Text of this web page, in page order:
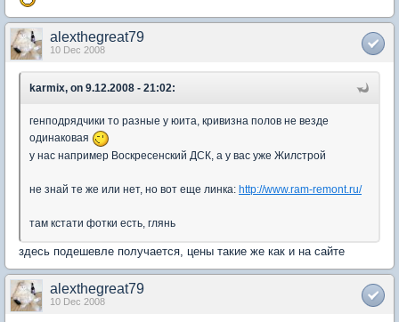
alexthegreat79
10 Dec 2008
karmix, on 9.12.2008 - 21:02:
генподрядчики то разные у юита, кривизна полов не везде
одинаковая
у нас например Воскресенский ДСК, а у вас уже Жилстрой
не знай те же или нет, но вот еще линка: http://www.ram-remont.ru/
там кстати фотки есть, глянь
здесь подешевле получается, цены такие же как и на сайте
alexthegreat79
10 Dec 2008